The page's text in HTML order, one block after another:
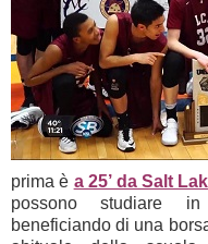
prima è a 25’ da Salt
possono studiare
beneficiando di una